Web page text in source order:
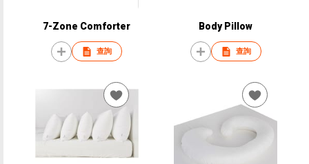
7-Zone Comforter
查詢
Body Pillow
查詢